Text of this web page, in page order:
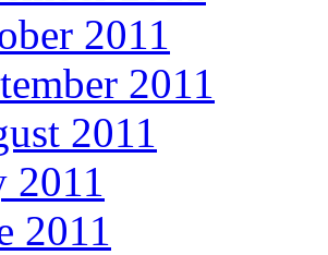
2011
2011
2011
2011
2011